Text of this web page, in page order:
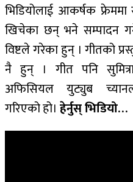
भिडियोलाई आकर्षक फ्रेममा
खिचेका छन् भने सम्पादन
विष्टले गरेका हुन् । गीतको
नै हुन् । गीत पनि
अफिसियल युट्युब
गरिएको हो। हेर्नुस् भिडियो…